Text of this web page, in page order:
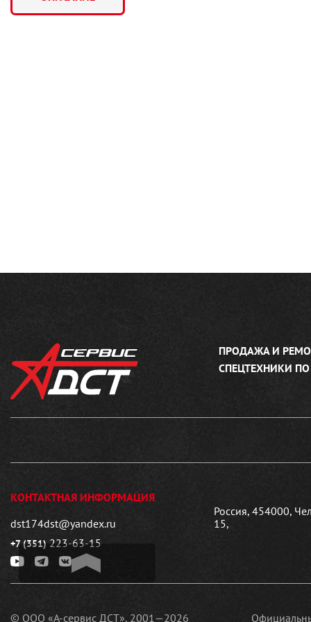
ПРОДАЖА И
СПЕЦТЕХНИКИ
КОНТАКТНАЯ ИНФОРМАЦИЯ
dst174dst@yandex.ru
+7 (351) 223-63-15
Россия, 454000,
15,
© ООО «А-сервис ДСТ», 2001—2026